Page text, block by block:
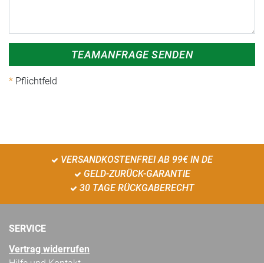
TEAMANFRAGE SENDEN
Pflichtfeld
VERSANDKOSTENFREI AB 99€ IN DE
GELD-ZURÜCK-GARANTIE
30 TAGE RÜCKGABERECHT
SERVICE
Vertrag widerrufen